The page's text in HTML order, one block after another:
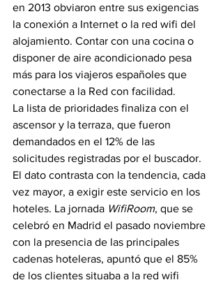
en 2013 obviaron entre sus exigencias
la conexión a Internet o la red wifi del
alojamiento. Contar con una cocina o
disponer de aire acondicionado pesa
más para los viajeros españoles que
conectarse a la Red con facilidad.
La lista de prioridades finaliza con el
ascensor y la terraza, que fueron
demandados en el 12% de las
solicitudes registradas por el buscador.
El dato contrasta con la tendencia, cada
vez mayor, a exigir este servicio en los
hoteles. La jornada WifiRoom, que se
celebró en Madrid el pasado noviembre
con la presencia de las principales
cadenas hoteleras, apuntó que el 85%
de los clientes situaba a la red wifi